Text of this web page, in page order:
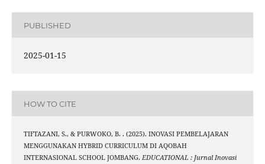
PUBLISHED
2025-01-15
HOW TO CITE
TIFTAZANI, S., & PURWOKO, B. . (2025). INOVASI PEMBELAJARAN
MENGGUNAKAN HYBRID CURRICULUM DI AQOBAH
INTERNASIONAL SCHOOL JOMBANG. EDUCATIONAL : Jurnal Inovasi